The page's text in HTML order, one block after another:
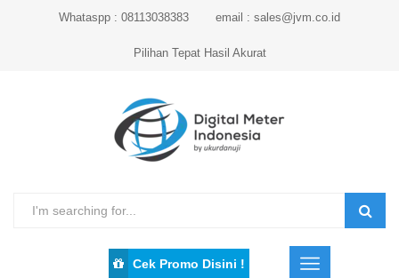
Whataspp : 08113038383 email : sales@jvm.co.id
Pilihan Tepat Hasil Akurat
Cek Promo Disini !